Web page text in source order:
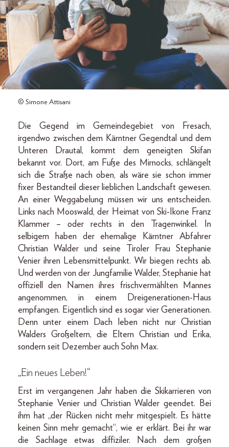
© Simone Attisani
Die Gegend im Gemeindegebiet von Fresach,
irgendwo zwischen dem Kärntner Gegendtal und dem
Unteren Drautal, kommt dem geneigten Skifan
bekannt vor. Dort, am Fuße des Mirnocks, schlängelt
sich die Straße nach oben, als wäre sie schon immer
fixer Bestandteil dieser lieblichen Landschaft gewesen.
An einer Weggabelung müssen wir uns entscheiden.
Links nach Mooswald, der Heimat von Ski-Ikone Franz
Klammer – oder rechts in den Tragenwinkel. In
selbigem haben der ehemalige Kärntner Abfahrer
Christian Walder und seine Tiroler Frau Stephanie
Venier ihren Lebensmittelpunkt. Wir biegen rechts ab.
Und werden von der Jungfamilie Walder, Stephanie hat
offiziell den Namen ihres frischvermählten Mannes
angenommen, in einem Dreigenerationen-Haus
empfangen. Eigentlich sind es sogar vier Generationen.
Denn unter einem Dach leben nicht nur Christian
Walders Großeltern, die Eltern Christian und Erika,
sondern seit Dezember auch Sohn Max.
„Ein neues Leben!“
Erst im vergangenen Jahr haben die Skikarrieren von
Stephanie Venier und Christian Walder geendet. Bei
ihm hat „der Rücken nicht mehr mitgespielt. Es hätte
keinen Sinn mehr gemacht“, wie er erklärt. Bei ihr war
die Sachlage etwas diffiziler. Nach dem großen